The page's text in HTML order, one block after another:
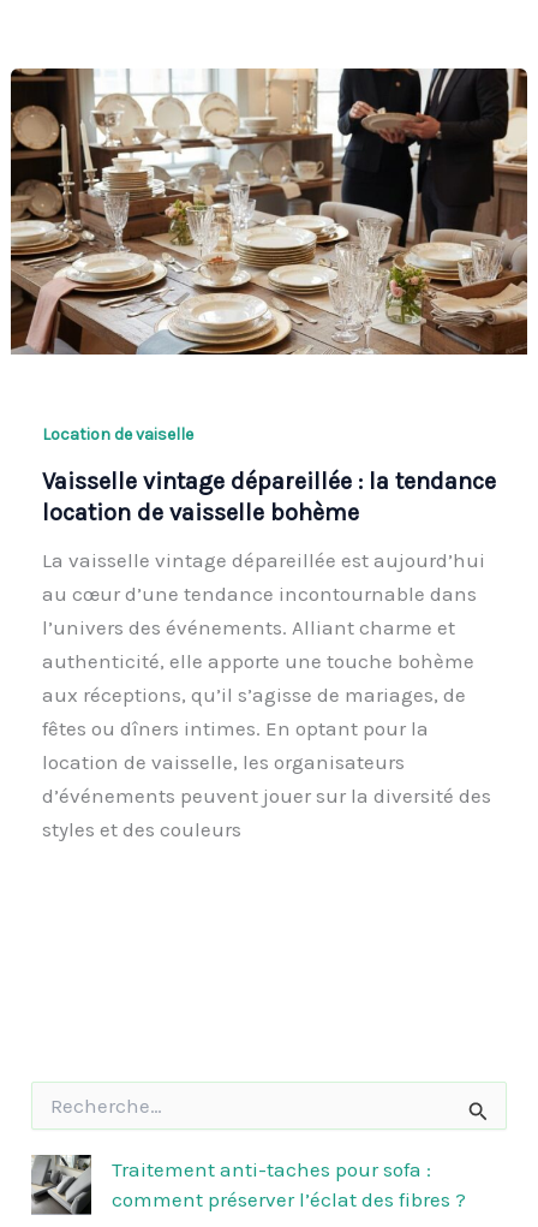
Location de vaiselle
Vaisselle vintage dépareillée : la tendance
location de vaisselle bohème
La vaisselle vintage dépareillée est aujourd’hui
au cœur d’une tendance incontournable dans
l’univers des événements. Alliant charme et
authenticité, elle apporte une touche bohème
aux réceptions, qu’il s’agisse de mariages, de
fêtes ou dîners intimes. En optant pour la
location de vaisselle, les organisateurs
d’événements peuvent jouer sur la diversité des
styles et des couleurs
h
e
r
Traitement anti-taches pour sofa :
comment préserver l’éclat des fibres ?